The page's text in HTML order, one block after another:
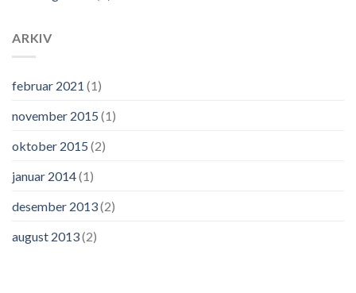
ARKIV
februar 2021 (1)
november 2015 (1)
oktober 2015 (2)
januar 2014(1)
desember 2013(2)
august 2013(2)